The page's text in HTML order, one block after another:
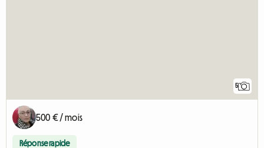
5
500 € / mois
Réponse rapide